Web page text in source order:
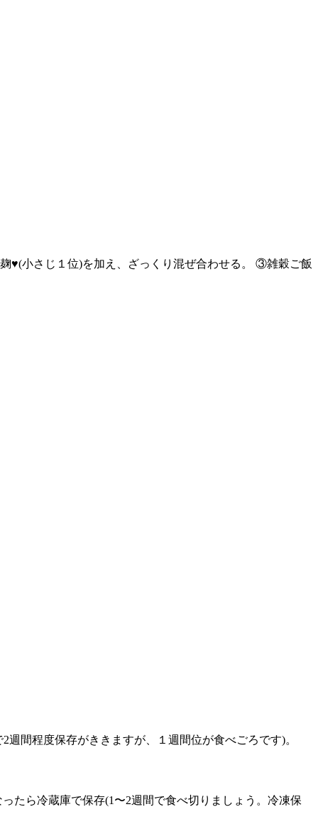
小さじ１位)を加え、ざっくり混ぜ合わせる。 ③雑穀ご飯
間程度保存がききますが、１週間位が食べごろです)。
たら冷蔵庫で保存(1〜2週間で食べ切りましょう。冷凍保